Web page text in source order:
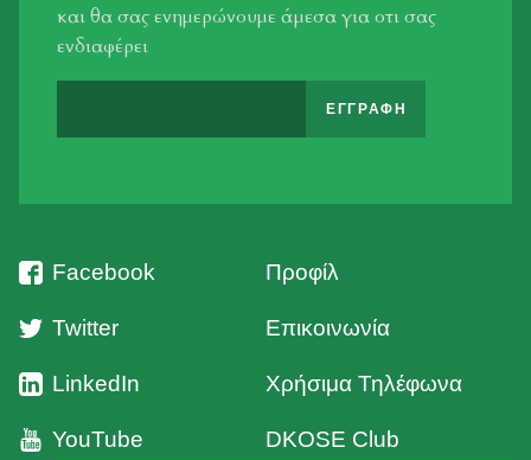
και θα σας ενημερώνουμε άμεσα για οτι σας
ενδιαφέρει
Facebook
Twitter
LinkedIn
YouTube
Προφίλ
Επικοινωνία
Χρήσιμα Τηλέφωνα
DKOSE Club